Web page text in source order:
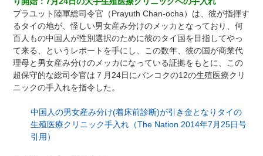
プラユット陸軍総司令官（Prayuth Chan-ocha）は、彼が指揮す
るタイの地が、怪しい男女産み分けのメッカとなっており、何
百人もの中国人が性別選択のために彼のタイ国を目指してやっ
て来る、というレポートを手にし、この数年、彼の国が商業代
理母と男女産み分けのメッカになっている証拠をもとに、この
超保守的な総司令官は７月24日にバンコクの12の生殖医療クリ
ニックの手入れを指令した。
中国人の男女産み分け(着床前診断)が引き金となりタイの
生殖医療クリニック手入れ（The Nation 2014年7月25日号
引用）